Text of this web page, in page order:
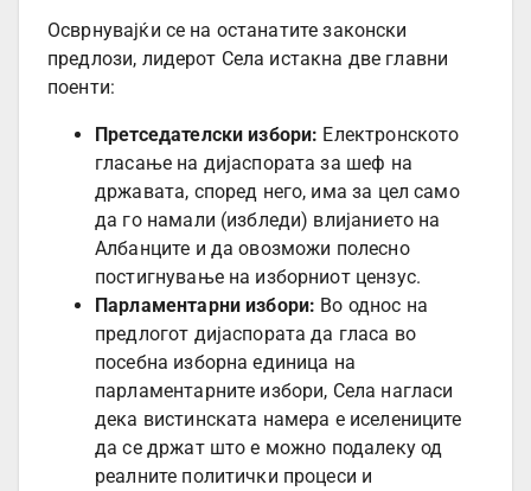
Осврнувајќи се на останатите законски
предлози, лидерот Села истакна две главни
поенти:
Претседателски избори: Електронското
гласање на дијаспората за шеф на
државата, според него, има за цел само
да го намали (избледи) влијанието на
Албанците и да овозможи полесно
постигнување на изборниот цензус.
Парламентарни избори: Во однос на
предлогот дијаспората да гласа во
посебна изборна единица на
парламентарните избори, Села нагласи
дека вистинската намера е иселениците
да се држат што е можно подалеку од
реалните политички процеси и